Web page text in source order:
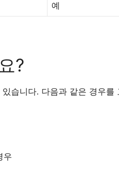
예
?
습니다. 다음과 같은 경우를
우